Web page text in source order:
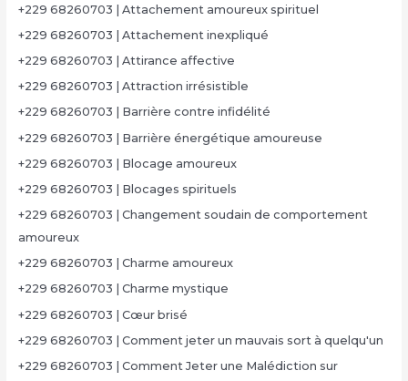
+229 68260703 | Attachement amoureux spirituel
+229 68260703 | Attachement inexpliqué
+229 68260703 | Attirance affective
+229 68260703 | Attraction irrésistible
+229 68260703 | Barrière contre infidélité
+229 68260703 | Barrière énergétique amoureuse
+229 68260703 | Blocage amoureux
+229 68260703 | Blocages spirituels
+229 68260703 | Changement soudain de comportement
amoureux
+229 68260703 | Charme amoureux
+229 68260703 | Charme mystique
+229 68260703 | Cœur brisé
+229 68260703 | Comment jeter un mauvais sort à quelqu'un
+229 68260703 | Comment Jeter une Malédiction sur